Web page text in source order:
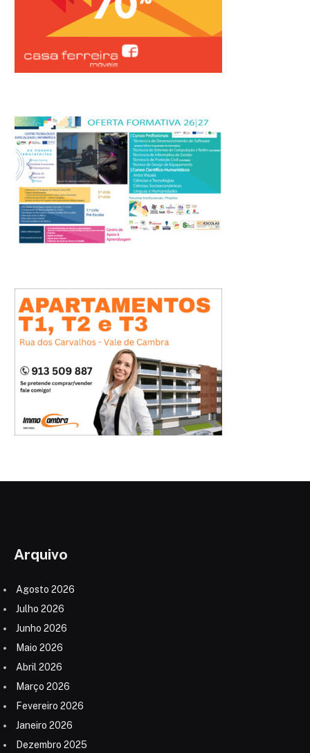
Arquivo
Agosto 2026
Julho 2026
Junho 2026
Maio 2026
Abril 2026
Março 2026
Fevereiro 2026
Janeiro 2026
Dezembro 2025